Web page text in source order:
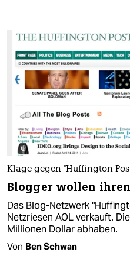
Klage gegen "Huffington
Blogger wollen
Das Blog-Netzwerk
Netzriesen AOL verkauft.
Millionen Dollar abhaben.
Von Ben Schwan